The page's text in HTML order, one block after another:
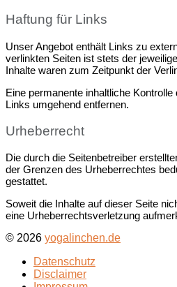
Haftung für Links
Unser Angebot enthält Links zu
verlinkten Seiten ist stets der
Inhalte waren zum Zeitpunkt der
Eine permanente inhaltliche
Links umgehend entfernen.
Urheberrecht
Die durch die Seitenbetreiber
der Grenzen des Urheberrechtes
gestattet.
Soweit die Inhalte auf dieser Seite
eine Urheberrechtsverletzung
© 2026 yogalinchen.de
Datenschutz
Disclaimer